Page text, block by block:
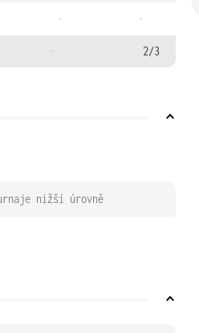
- -
- 2/3
nižší úrovně